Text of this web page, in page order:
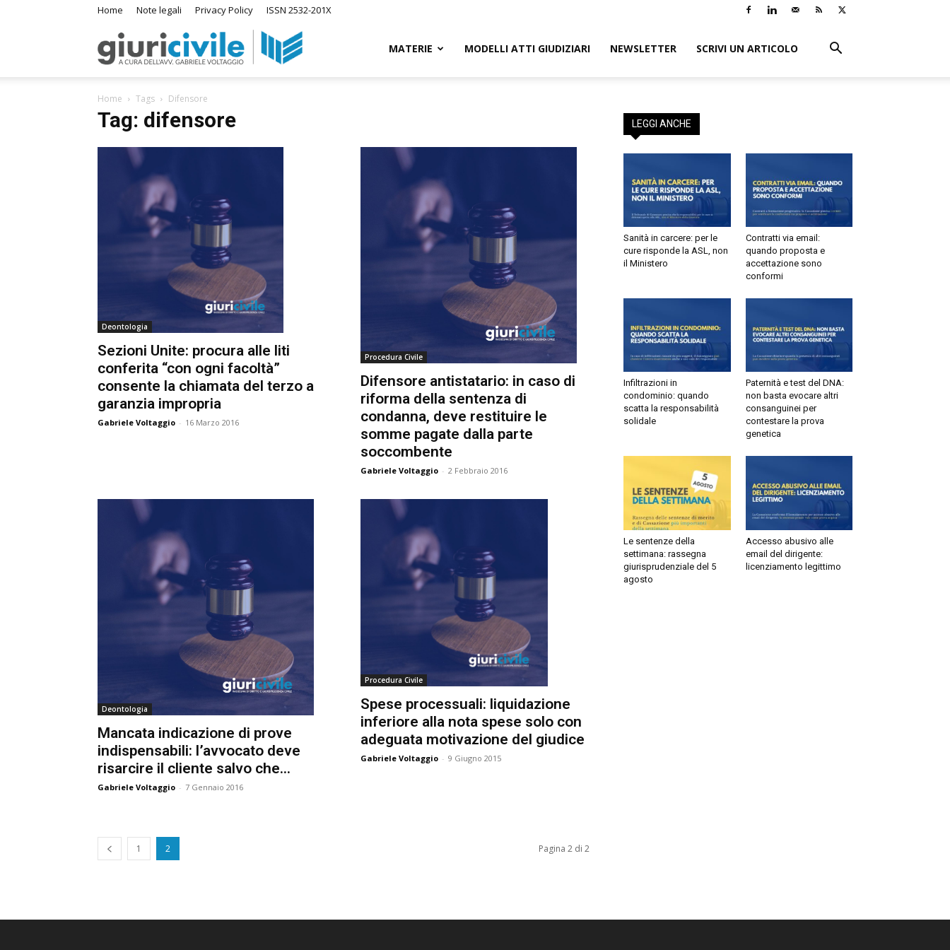
Home Note legali Privacy Policy ISSN 2532-201X
GiuriCivile.it
Giurisprudenza
MATERIE MODELLI ATTI GIUDIZIARI NEWSLETTER SCRIVI UN ARTICOLO
Home Tags Difensore
Tag: difensore
Deontologia
Sezioni Unite: procura alle liti
conferita “con ogni facoltà”
consente la chiamata del terzo a
garanzia impropria
Gabriele Voltaggio - 16 Marzo 2016
Procedura Civile
Difensore antistatario: in caso di
riforma della sentenza di
condanna, deve restituire le
somme pagate dalla parte
soccombente
Gabriele Voltaggio - 2 Febbraio 2016
Deontologia
Mancata indicazione di prove
indispensabili: l’avvocato deve
risarcire il cliente salvo che…
Gabriele Voltaggio - 7 Gennaio 2016
Procedura Civile
Spese processuali: liquidazione
inferiore alla nota spese solo con
adeguata motivazione del giudice
Gabriele Voltaggio - 9 Giugno 2015
Pagina 2 di 2
LEGGI ANCHE
Sanità in carcere: per le
cure risponde la ASL, non
il Ministero
Contratti via email:
quando proposta e
accettazione sono
conformi
Infiltrazioni in
condominio: quando
scatta la responsabilità
solidale
Paternità e test del DNA:
non basta evocare altri
consanguinei per
contestare la prova
genetica
Le sentenze della
settimana: rassegna
giurisprudenziale del 5
agosto
Accesso abusivo alle
email del dirigente:
licenziamento legittimo
Autorizzo l’invio di comunicazioni a scopo commerciale e di
marketing nei limiti indicati nell’informativa.
Non autorizzo
Cliccando su “Iscriviti” dichiari di aver letto e accettato la
Iscriviti